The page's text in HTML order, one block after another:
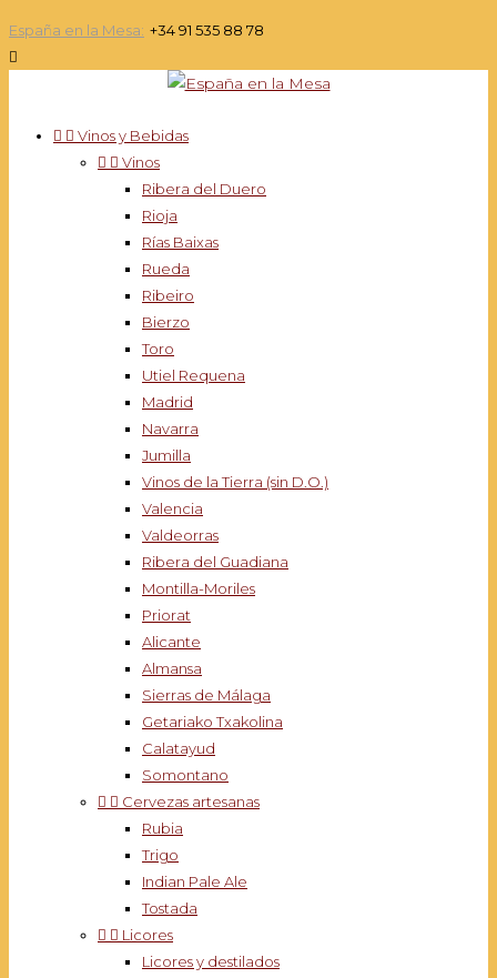
España en la Mesa: +34 91 535 88 78

  Vinos y Bebidas
  Vinos
Ribera del Duero
Rioja
Rías Baixas
Rueda
Ribeiro
Bierzo
Toro
Utiel Requena
Madrid
Navarra
Jumilla
Vinos de la Tierra (sin D.O.)
Valencia
Valdeorras
Ribera del Guadiana
Montilla-Moriles
Priorat
Alicante
Almansa
Sierras de Málaga
Getariako Txakolina
Calatayud
Somontano
  Cervezas artesanas
Rubia
Trigo
Indian Pale Ale
Tostada
  Licores
Licores y destilados